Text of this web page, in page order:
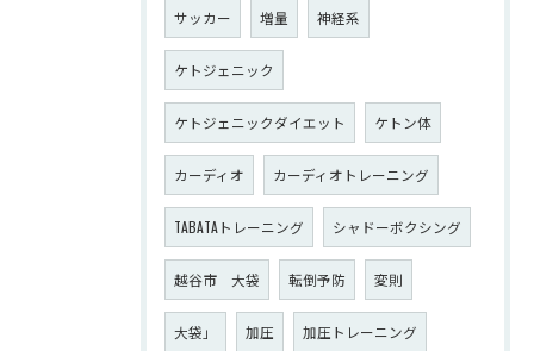
サッカー 増量 神経系
ケトジェニック
ケトジェニックダイエット ケトン体
カーディオ カーディオトレーニング
TABATAトレーニング シャドーボクシング
越谷市 大袋 転倒予防 変則
大袋」 加圧 加圧トレーニング